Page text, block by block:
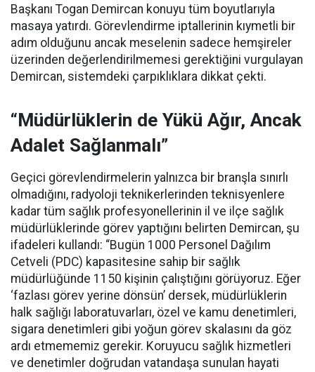
Başkanı Togan Demircan konuyu tüm boyutlarıyla
masaya yatırdı. Görevlendirme iptallerinin kıymetli bir
adım olduğunu ancak meselenin sadece hemşireler
üzerinden değerlendirilmemesi gerektiğini vurgulayan
Demircan, sistemdeki çarpıklıklara dikkat çekti.
“Müdürlüklerin de Yükü Ağır, Ancak
Adalet Sağlanmalı”
Geçici görevlendirmelerin yalnızca bir branşla sınırlı
olmadığını, radyoloji teknikerlerinden teknisyenlere
kadar tüm sağlık profesyonellerinin il ve ilçe sağlık
müdürlüklerinde görev yaptığını belirten Demircan, şu
ifadeleri kullandı: “Bugün 1000 Personel Dağılım
Cetveli (PDC) kapasitesine sahip bir sağlık
müdürlüğünde 1150 kişinin çalıştığını görüyoruz. Eğer
‘fazlası görev yerine dönsün’ dersek, müdürlüklerin
halk sağlığı laboratuvarları, özel ve kamu denetimleri,
sigara denetimleri gibi yoğun görev skalasını da göz
ardı etmememiz gerekir. Koruyucu sağlık hizmetleri
ve denetimler doğrudan vatandaşa sunulan hayati